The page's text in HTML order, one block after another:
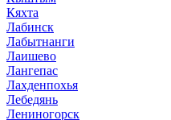
Кяхта
Лабинск
Лабытнанги
Лаишево
Лангепас
Лахденпохья
Лебедянь
Лениногорск